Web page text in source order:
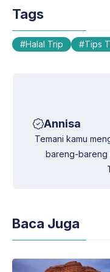
p
p
m
k
n
Tags
Halal Trip Tips
Annisa
Temani kamu
bareng-bareng
Baca Juga